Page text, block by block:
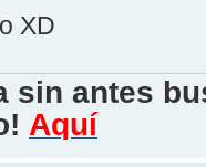
XD
sin antes
Aquí